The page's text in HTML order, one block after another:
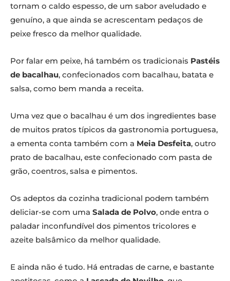
tornam o caldo espesso, de um sabor aveludado e
genuíno, a que ainda se acrescentam pedaços de
peixe fresco da melhor qualidade.
Por falar em peixe, há também os tradicionais Pastéis
de bacalhau, confecionados com bacalhau, batata e
salsa, como bem manda a receita.
Uma vez que o bacalhau é um dos ingredientes base
de muitos pratos típicos da gastronomia portuguesa,
a ementa conta também com a Meia Desfeita, outro
prato de bacalhau, este confecionado com pasta de
grão, coentros, salsa e pimentos.
Os adeptos da cozinha tradicional podem também
deliciar-se com uma Salada de Polvo, onde entra o
paladar inconfundível dos pimentos tricolores e
azeite balsâmico da melhor qualidade.
E ainda não é tudo. Há entradas de carne, e bastante